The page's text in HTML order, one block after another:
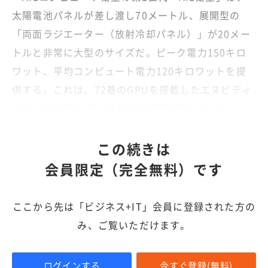
太陽電池パネルが差し渡し70メートル、展開型の
「両面ラジエーター（放射冷却パネル）」が20メー
トルと非常に大型のサイズだ。ピーク電力150キロ
ワット、平均コンピュート電力120キロワットを提
供する。これは、72基のGPUを搭載したエヌビディ
この続きは
会員限定（完全無料）です
ここから先は「ビジネス+IT」会員に登録された方の
み、ご覧いただけます。